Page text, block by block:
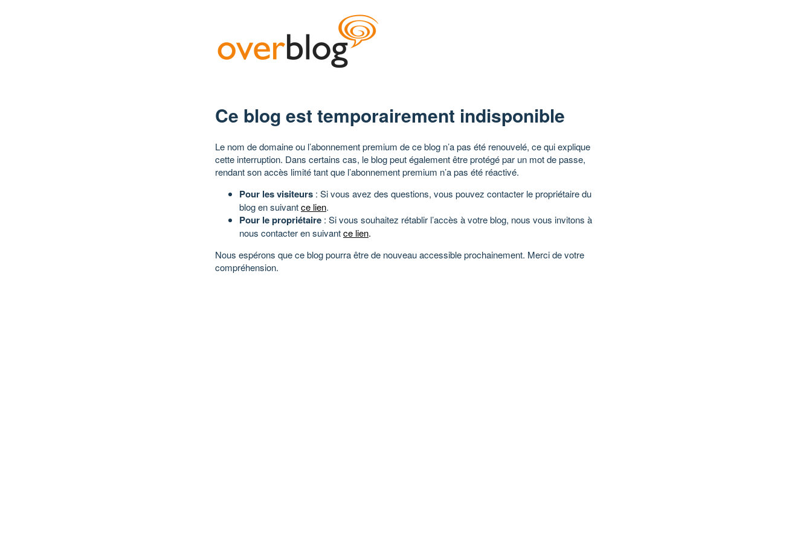
Ce blog est temporairement indisponible
Le nom de domaine ou l’abonnement premium de ce blog n’a pas été renouvelé, ce qui explique
cette interruption. Dans certains cas, le blog peut également être protégé par un mot de passe,
rendant son accès limité tant que l’abonnement premium n’a pas été réactivé.
Pour les visiteurs : Si vous avez des questions, vous pouvez contacter le propriétaire du
blog en suivantce lien.
Pour le propriétaire : Si vous souhaitez rétablir l’accès à votre blog, nous vous invitons à
nous contacter en suivantce lien.
Nous espérons que ce blog pourra être de nouveau accessible prochainement. Merci de votre
compréhension.